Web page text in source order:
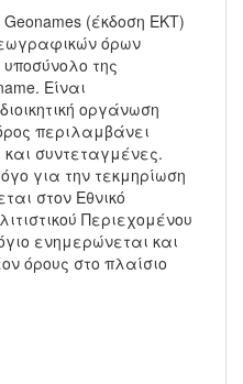
(έκδοση ΕΚΤ)
όρων
της
Είναι
οργάνωση
περιλαμβάνει
συντεταγμένες.
για την τεκμηρίωση
στον Εθνικό
Περιεχομένου
ενημερώνεται και
όρους στο πλαίσιο